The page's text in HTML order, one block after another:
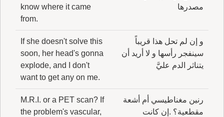
مصدرها
know where it came
from.
و إن لم تحل هذا قريباً
سينفجر رأسها و لا أريد أن
يتناثر الدم عليَّ
If she doesn't solve this
soon, her head's gonna
explode, and I don't
want to get any on me.
رنين مغناطيسي أم أشعة
مقطعية؟ .إن كانت
M.R.I. or a PET scan? If
the problem's vascular,